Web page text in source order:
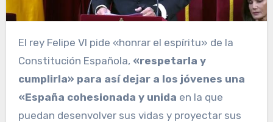
El rey Felipe VI pide «honrar el espíritu» de la
Constitución Española, «respetarla y
cumplirla» para así dejar a los jóvenes una
«España cohesionada y unida en la que
puedan desenvolver sus vidas y proyectar sus